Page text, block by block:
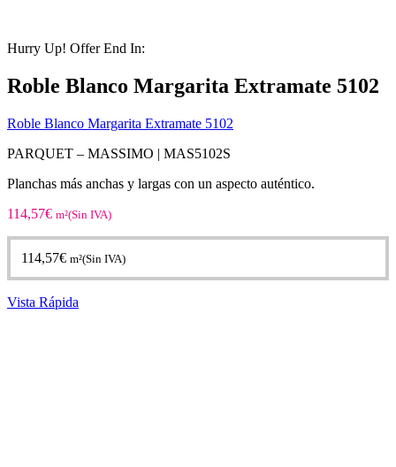
Hurry Up! Offer End In:
Roble Blanco Margarita Extramate 5102
Roble Blanco Margarita Extramate 5102
PARQUET – MASSIMO | MAS5102S
Planchas más anchas y largas con un aspecto auténtico.
114,57€ m²(Sin IVA)
114,57€ m²(Sin IVA)
Vista Rápida